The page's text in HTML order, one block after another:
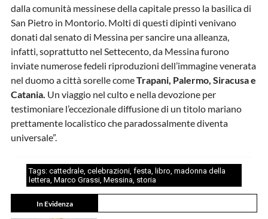
dalla comunità messinese della capitale presso la basilica di
San Pietro in Montorio. Molti di questi dipinti venivano
donati dal senato di Messina per sancire una alleanza,
infatti, soprattutto nel Settecento, da Messina furono
inviate numerose fedeli riproduzioni dell’immagine venerata
nel duomo a città sorelle comeTrapani, Palermo, Siracusa e
Catania. Un viaggio nel culto e nella devozione per
testimoniare l’eccezionale diffusione di un titolo mariano
prettamente localistico che paradossalmente diventa
universale”.
Tags: cattedrale, celebrazioni, festa, libro, madonna della
lettera, Marco Grassi, Messina, storia
In Evidenza